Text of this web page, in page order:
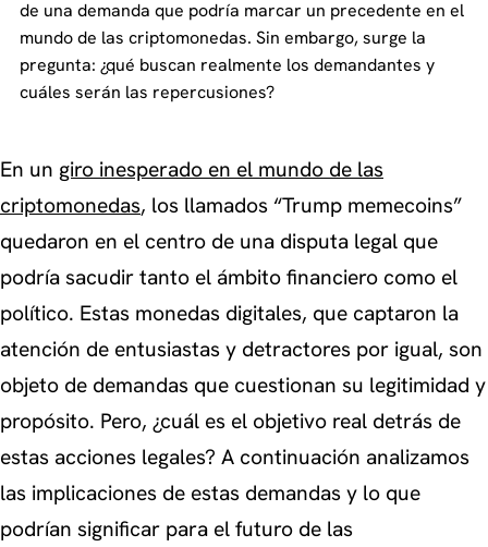
de una demanda que podría marcar un precedente en el
mundo de las criptomonedas. Sin embargo, surge la
pregunta: ¿qué buscan realmente los demandantes y
cuáles serán las repercusiones?
En un giro inesperado en el mundo de las
criptomonedas, los llamados “Trump memecoins”
quedaron en el centro de una disputa legal que
podría sacudir tanto el ámbito financiero como el
político. Estas monedas digitales, que captaron la
atención de entusiastas y detractores por igual, son
objeto de demandas que cuestionan su legitimidad y
propósito. Pero, ¿cuál es el objetivo real detrás de
estas acciones legales? A continuación analizamos
las implicaciones de estas demandas y lo que
podrían significar para el futuro de las